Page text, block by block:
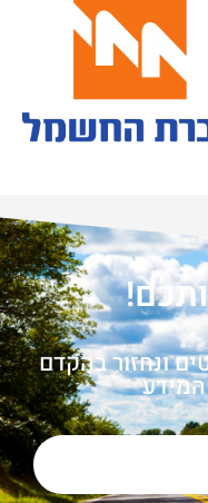
ונחזור בהקדם